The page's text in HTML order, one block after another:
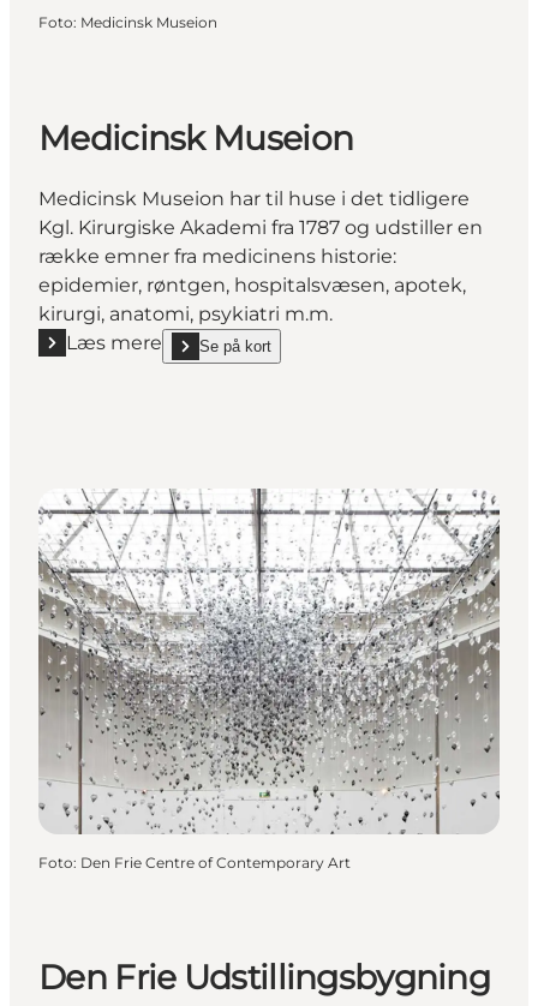
Foto: Medicinsk Museion
Medicinsk Museion
Medicinsk Museion har til huse i det tidligere
Kgl. Kirurgiske Akademi fra 1787 og udstiller en
række emner fra medicinens historie:
epidemier, røntgen, hospitalsvæsen, apotek,
kirurgi, anatomi, psykiatri m.m.
Læs mere
Læs mere "Medicinsk Museion"
Se på kort
show Medicinsk Museion on_map
Foto: Den Frie Centre of Contemporary Art
Den Frie Udstillingsbygning